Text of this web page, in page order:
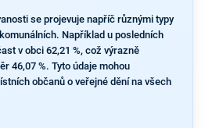
se projevuje napříč různými typy
Například u posledních
v obci 62,21 %, což výrazně
46,07 %. Tyto údaje mohou
občanů o veřejné dění na všech